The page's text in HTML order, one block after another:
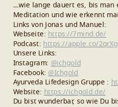
…wie lange dauert es, bis man
Meditation und wie erkennt
Links von Jonas und Manuel:
Webseite: https://7mind.de/
Podcast: https://apple.co/
Unsere Links:
Instagram: @ichgold
Facebook: @Ichgold
Ayurveda Lifedesign Gruppe :
Website: https://ichgold.de/
Du bist wunderbar, so wie Du